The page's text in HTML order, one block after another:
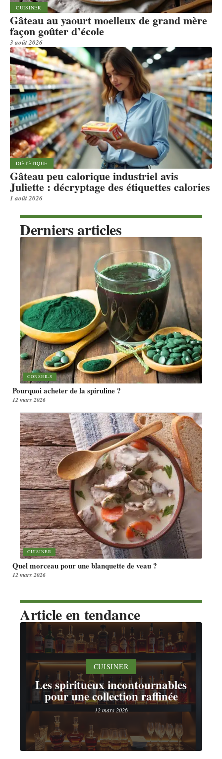
CUISINER
Gâteau au yaourt moelleux de grand mère
façon goûter d’école
3 août 2026
DIÉTÉTIQUE
Gâteau peu calorique industriel avis
Juliette : décryptage des étiquettes calories
1 août 2026
Derniers articles
CONSEILS
Pourquoi acheter de la spiruline ?
12 mars 2026
CUISINER
Quel morceau pour une blanquette de veau ?
12 mars 2026
Article en tendance
CUISINER
Les spiritueux incontournables
pour une collection raffinée
12 mars 2026